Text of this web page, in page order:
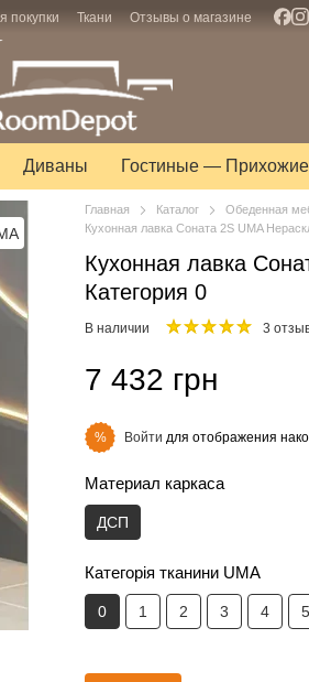
покупки Ткани Отзывы о магазине
Диваны Гостиные — Прихожие
Главная Каталог Обеденная
Кухонная лавка Соната 2S UMA
Кухонная лавка
Категория 0
В наличии 3
7 432 грн
% Войти для отображения
Материал каркаса
ДСП
Категорія тканини UMA
0 1 2 3 4 5